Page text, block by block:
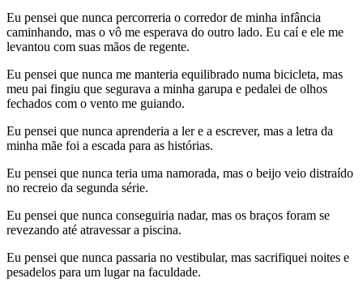
Eu pensei que nunca percorreria o corredor de minha infância
caminhando, mas o vô me esperava do outro lado. Eu caí e ele me
levantou com suas mãos de regente.
Eu pensei que nunca me manteria equilibrado numa bicicleta, mas
meu pai fingiu que segurava a minha garupa e pedalei de olhos
fechados com o vento me guiando.
Eu pensei que nunca aprenderia a ler e a escrever, mas a letra da
minha mãe foi a escada para as histórias.
Eu pensei que nunca teria uma namorada, mas o beijo veio distraído
no recreio da segunda série.
Eu pensei que nunca conseguiria nadar, mas os braços foram se
revezando até atravessar a piscina.
Eu pensei que nunca passaria no vestibular, mas sacrifiquei noites e
pesadelos para um lugar na faculdade.